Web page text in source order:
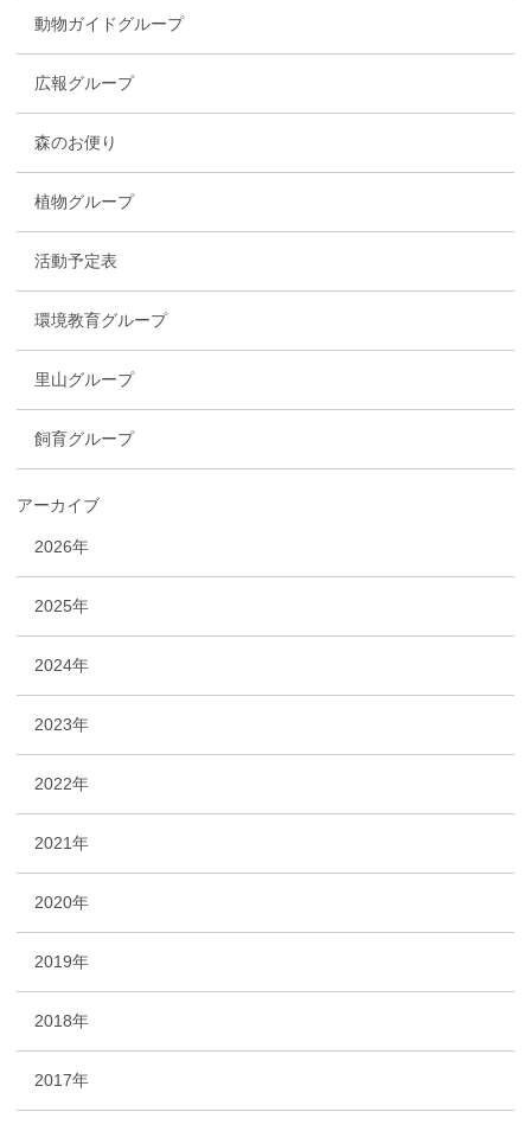
動物ガイドグループ
広報グループ
森のお便り
植物グループ
活動予定表
環境教育グループ
里山グループ
飼育グループ
アーカイブ
2026年
2025年
2024年
2023年
2022年
2021年
2020年
2019年
2018年
2017年